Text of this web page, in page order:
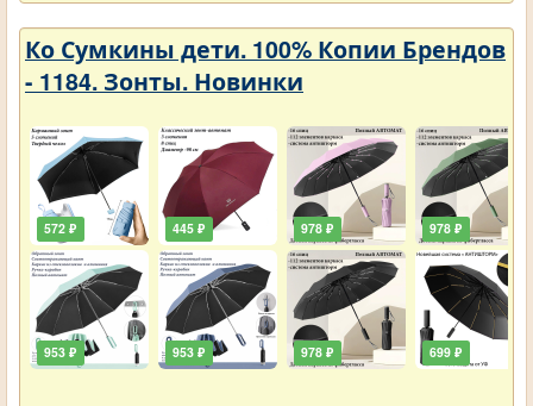
Ко Сумкины дети. 100% Копии Брендов
- 1184. Зонты. Новинки
572 ₽
953 ₽
445 ₽
953 ₽
978 ₽
978 ₽
978 ₽
699 ₽